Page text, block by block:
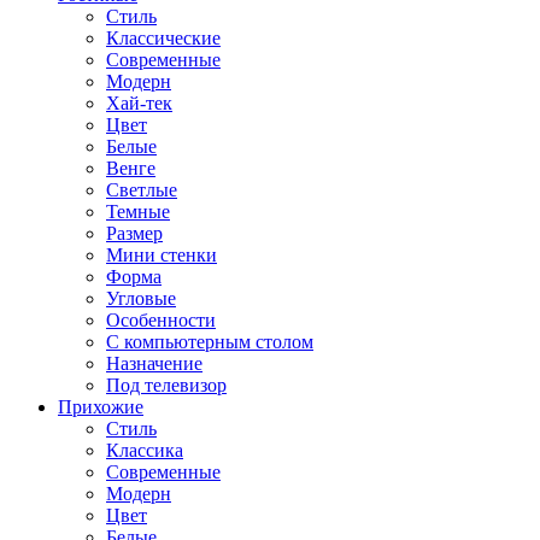
Стиль
Классические
Современные
Модерн
Хай-тек
Цвет
Белые
Венге
Светлые
Темные
Размер
Мини стенки
Форма
Угловые
Особенности
С компьютерным столом
Назначение
Под телевизор
Прихожие
Стиль
Классика
Современные
Модерн
Цвет